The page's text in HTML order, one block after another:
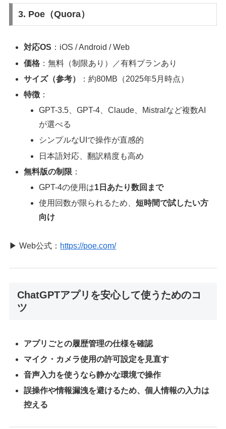
3. Poe（Quora）
対応OS ：iOS / Android / Web
価格 ：無料（制限あり）／有料プランあり
サイズ（参考）
：約80MB（2025年5月時点）
特徴 ：
GPT-3.5、GPT-4、Claude、Mistralなど複数AI
が選べる
シンプルなUIで操作が直感的
日本語対応、翻訳精度も高め
無料版の制限 ：
GPT-4の使用は1日あたり数回まで
使用回数が限られるため、 短時間で試したい方
向け
▶ Web公式： https://poe.com/
ChatGPTアプリを安心して使うためのコ
ツ
アプリごとの履歴管理の仕様を確認
マイク・カメラ使用の許可設定を見直す
音声入力を使うなら静かな環境で操作
誤操作や情報漏洩を避けるため、個人情報の入力は
控える